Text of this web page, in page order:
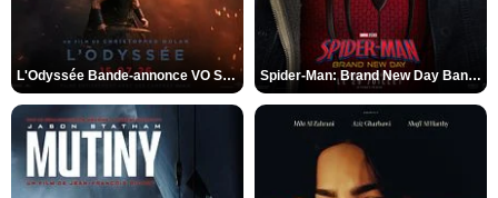
L'Odyssée Bande-annonce VO STFR Spider-Man: Brand New Day Bande-annonce VO STFR